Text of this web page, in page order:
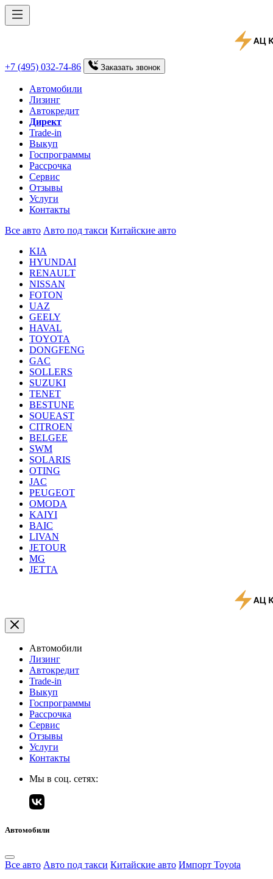
+7 (495) 032-74-86 Заказать звонок
Автомобили
Лизинг
Автокредит
Директ
Trade-in
Выкуп
Госпрограммы
Рассрочка
Сервис
Отзывы
Услуги
Контакты
Все авто Авто под такси Китайские авто
KIA
HYUNDAI
RENAULT
NISSAN
FOTON
UAZ
GEELY
HAVAL
TOYOTA
DONGFENG
GAC
SOLLERS
SUZUKI
TENET
BESTUNE
SOUEAST
CITROEN
BELGEE
SWM
SOLARIS
OTING
JAC
PEUGEOT
OMODA
KAIYI
BAIC
LIVAN
JETOUR
MG
JETTA
Автомобили
Лизинг
Автокредит
Trade-in
Выкуп
Госпрограммы
Рассрочка
Сервис
Отзывы
Услуги
Контакты
Мы в соц. сетях:
Автомобили
Все авто Авто под такси Китайские авто Импорт Toyota